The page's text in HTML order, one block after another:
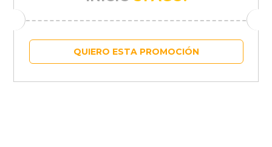
QUIERO ESTA PROMOCIÓN